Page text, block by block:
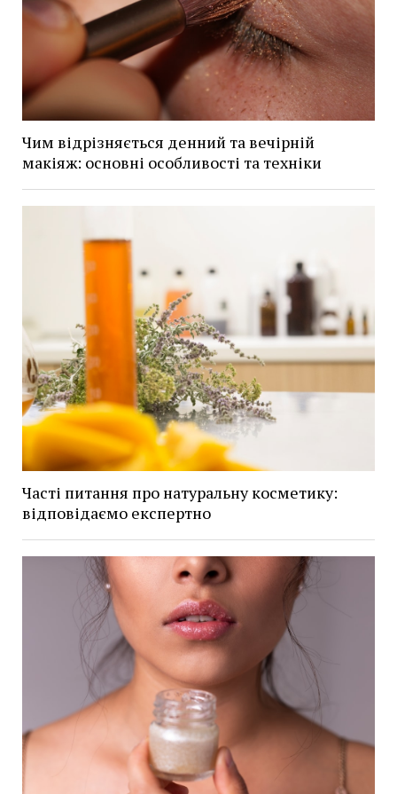
Чим відрізняється денний та вечірній
макіяж: основні особливості та техніки
Часті питання про натуральну косметику:
відповідаємо експертно